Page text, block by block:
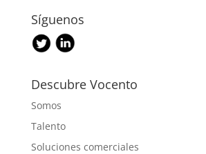
Síguenos
Descubre Vocento
Somos
Talento
Soluciones comerciales